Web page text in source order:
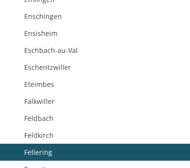
Enschingen
Ensisheim
Eschbach-au-Val
Eschentzwiller
Eteimbes
Falkwiller
Feldbach
Feldkirch
Fellering